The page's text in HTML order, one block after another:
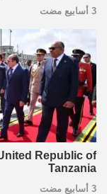
3 أسابيع مضت
Republic of
Tanzania
3 أسابيع مضت